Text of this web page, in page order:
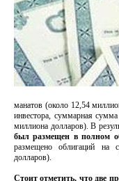
манатов (около 12,54
инвестора, суммарная
миллиона долларов). В
был размещен в полном
размещено облигаций на
долларов).
Стоит отметить, что две